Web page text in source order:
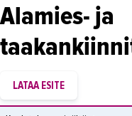
TAKK
OMA TAKK
Alamies- ja